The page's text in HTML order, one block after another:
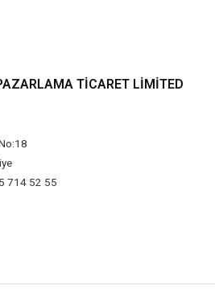
TICARET LIMITED
714 52 55